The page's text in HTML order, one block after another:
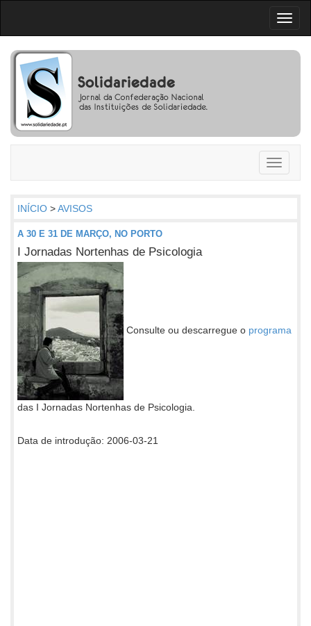
Toggle
INÍCIO >AVISOS
A 30 E 31 DE MARÇO, NO PORTO
I Jornadas Nortenhas de Psicologia
Consulte ou descarregue o programa
das I Jornadas Nortenhas de Psicologia.
Data de introdução: 2006-03-21